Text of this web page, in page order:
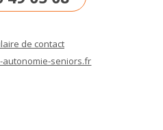
de contact
autonomie-seniors.fr